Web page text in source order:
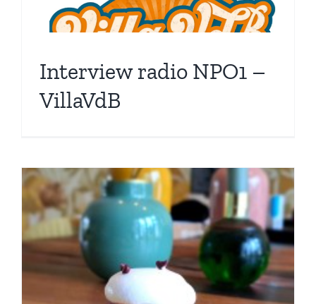
Interview radio NPO1 –
VillaVdB